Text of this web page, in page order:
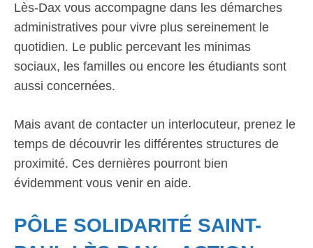
Lès-Dax vous accompagne dans les démarches
administratives pour vivre plus sereinement le
quotidien. Le public percevant les minimas
sociaux, les familles ou encore les étudiants sont
aussi concernées.
Mais avant de contacter un interlocuteur, prenez le
temps de découvrir les différentes structures de
proximité. Ces dernières pourront bien
évidemment vous venir en aide.
PÔLE SOLIDARITÉ SAINT-